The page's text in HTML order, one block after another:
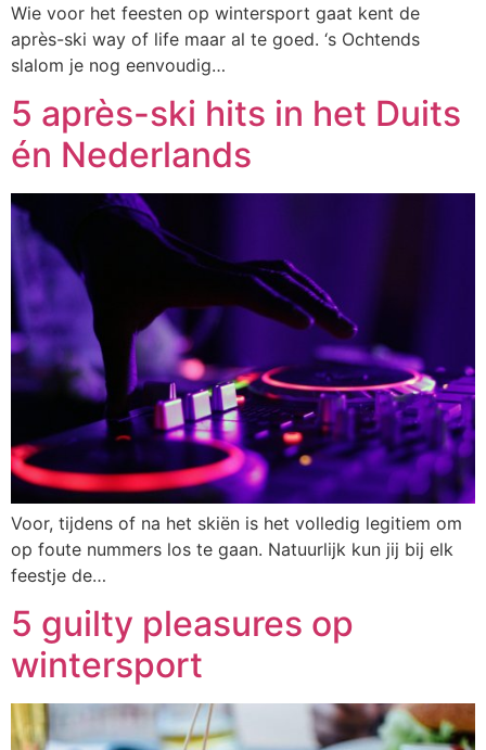
Wie voor het feesten op wintersport gaat kent de
après-ski way of life maar al te goed. ‘s Ochtends
slalom je nog eenvoudig…
5 après-ski hits in het Duits
én Nederlands
Voor, tijdens of na het skiën is het volledig legitiem om
op foute nummers los te gaan. Natuurlijk kun jij bij elk
feestje de…
5 guilty pleasures op
wintersport